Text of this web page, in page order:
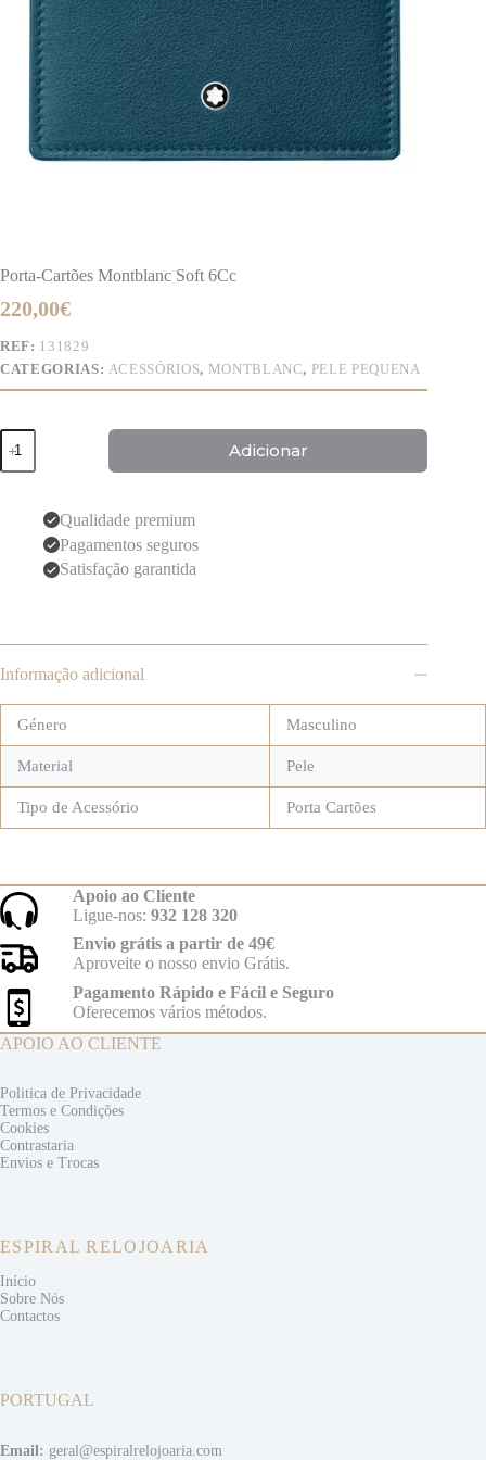
Porta-Cartões Montblanc Soft 6Cc
220,00€
REF: 131829
CATEGORIAS: ACESSÓRIOS, MONTBLANC, PELE PEQUENA
Quantidade
de
Porta-
Montblanc
Adicionar
Qualidade premium
Pagamentos seguros
Satisfação garantida
Informação adicional
Género Masculino
Material Pele
Tipo de Acessório Porta Cartões
Apoio ao Cliente
Ligue-nos: 932 128 320
Envio grátis a partir de 49€
Aproveite o nosso envio Grátis.
Pagamento Rápido e Fácil e Seguro
Oferecemos vários métodos.
APOIO AO CLIENTE
Politica de Privacidade
Termos e Condições
Cookies
Contrastaria
Envios e Trocas
ESPIRAL RELOJOARIA
Início
Sobre Nós
Contactos
PORTUGAL
Email: geral@espiralrelojoaria.com